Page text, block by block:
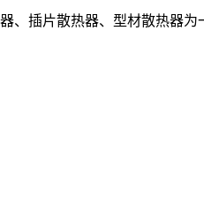
、插片散热器、型材散热器